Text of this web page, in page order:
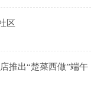
区
推出“楚菜西做”端午